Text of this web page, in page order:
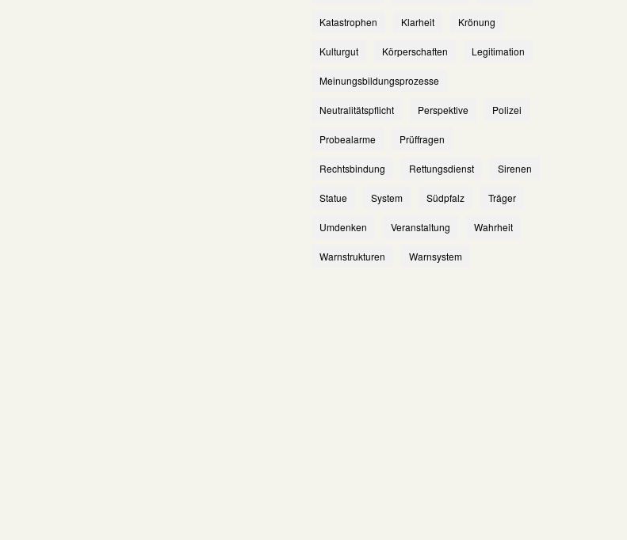
Katastrophen Klarheit Krönung
Kulturgut Körperschaften Legitimation
Meinungsbildungsprozesse
Neutralitätspflicht Perspektive Polizei
Probealarme Prüffragen
Rechtsbindung Rettungsdienst Sirenen
Statue System Südpfalz Träger
Umdenken Veranstaltung Wahrheit
Warnstrukturen Warnsystem